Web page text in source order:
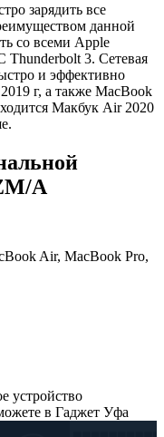
зарядить все
данной
со всеми Apple
3. Сетевая
и эффективно
г, а также MacBook
Макбук Air 2020
A
Air, MacBook Pro,
устройство
в Гаджет Уфа